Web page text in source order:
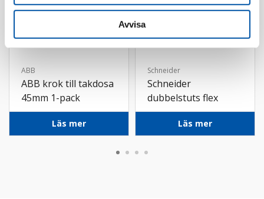
Avvisa
ABB
ABB krok till takdosa
45mm 1-pack
Läs mer
Schneider
Schneider
dubbelstuts flex
16/20mm
Läs mer